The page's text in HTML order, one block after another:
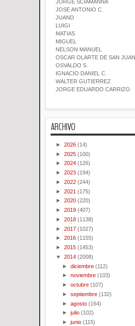
JORGE SCIAMANNA
JOSE ANTONIO C.
JUAND
LUIGI
MATIAS
MIGUEL
NELSON MANUEL
OSCAR OLARTE DE SAN JUAN
OSVALDO S.
IGNACIO DANIEL C.
WALTER GUTIERREZ
JORGE EDUARDO CARRIZO
ARCHIVO
► 2026 (14)
► 2025 (100)
► 2024 (126)
► 2023 (194)
► 2022 (244)
► 2021 (175)
► 2020 (220)
► 2019 (407)
► 2018 (1138)
► 2017 (1027)
► 2016 (1155)
► 2015 (1453)
▼ 2014 (2008)
►diciembre (112)
►noviembre (103)
►octubre (107)
►septiembre (132)
►agosto (164)
►julio (102)
►junio (115)